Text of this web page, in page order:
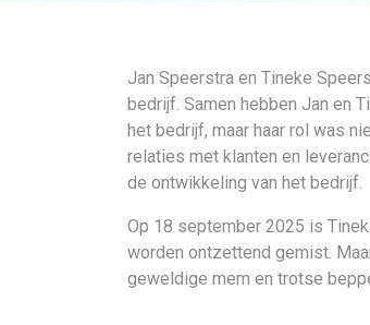
Jan Speerstra en Tineke
bedrijf. Samen hebben Jan en
het bedrijf, maar haar rol was
relaties met klanten en
de ontwikkeling van het bedrijf.
Op 18 september 2025 is
worden ontzettend gemist.
geweldige mem en trotse